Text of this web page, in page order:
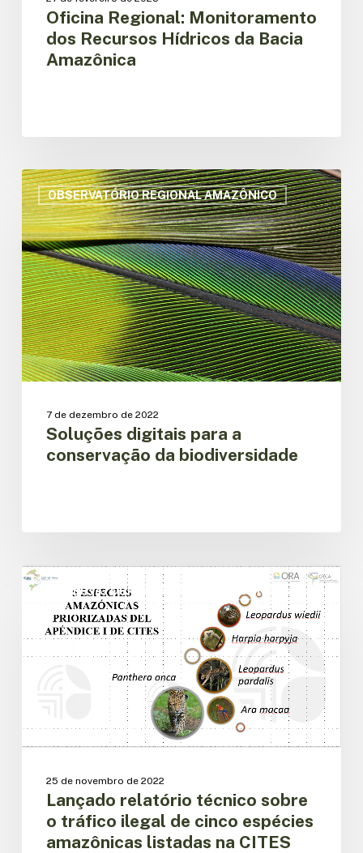
Oficina Regional: Monitoramento
dos Recursos Hídricos da Bacia
Amazônica
OBSERVATÓRIO REGIONAL AMAZÔNICO
Soluções
digitais
para
a
conservação
da
biodiversidade
7 de dezembro de 2022
Soluções digitais para a
conservação da biodiversidade
OBSERVATÓRIO REGIONAL AMAZÔNICO
Lançado
relatório
técnico
sobre
o
tráfico
espécies
amazônicas
CITES
25 de novembro de 2022
Lançado relatório técnico sobre
o tráfico ilegal de cinco espécies
amazônicas listadas na CITES